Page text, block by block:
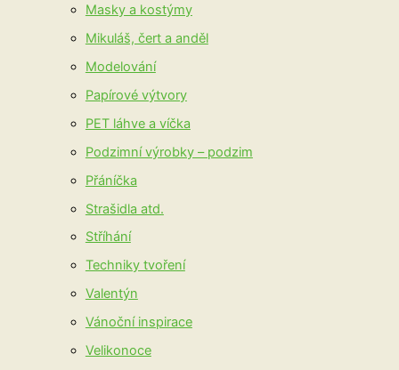
Masky a kostýmy
Mikuláš, čert a anděl
Modelování
Papírové výtvory
PET láhve a víčka
Podzimní výrobky – podzim
Přáníčka
Strašidla atd.
Stříhání
Techniky tvoření
Valentýn
Vánoční inspirace
Velikonoce